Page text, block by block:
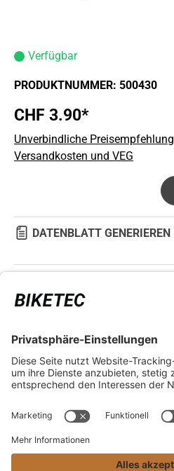
Verfügbar
PRODUKTNUMMER: 500430
CHF 3.90*
Unverbindliche
Versandkosten und VEG
DATENBLATT GENERIEREN
RECHTLICHES
SERVICES